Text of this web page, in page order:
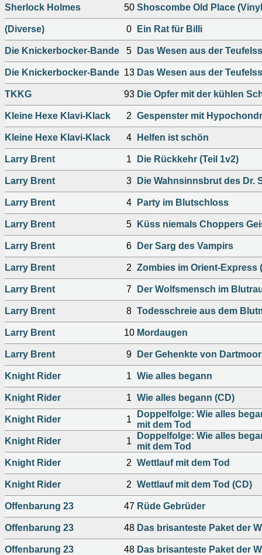
Sherlock Holmes 50 Shoscombe Old Place
(Diverse) 0 Ein Rat für Billi
Die Knickerbocker-Bande 5 Das Wesen aus der
Die Knickerbocker-Bande 13 Das Wesen aus der
TKKG 93 Die Opfer mit der kühlen
Kleine Hexe Klavi-Klack 2 Gespenster mit
Kleine Hexe Klavi-Klack 4 Helfen ist schön
Larry Brent 1 Die Rückkehr (Teil 1v2)
Larry Brent 3 Die Wahnsinnsbrut des Dr.
Larry Brent 4 Party im Blutschloss
Larry Brent 5 Küss niemals Choppers
Larry Brent 6 Der Sarg des Vampirs
Larry Brent 2 Zombies im Orient-Express
Larry Brent 7 Der Wolfsmensch im
Larry Brent 8 Todesschreie aus dem
Larry Brent 10 Mordaugen
Larry Brent 9 Der Gehenkte von Dartmoor
Knight Rider 1 Wie alles begann
Knight Rider 1 Wie alles begann (CD)
Knight Rider 1
Doppelfolge: Wie alles
mit dem Tod
Knight Rider
1
Doppelfolge: Wie alles
mit dem Tod
Knight Rider
2 Wettlauf mit dem Tod
Knight Rider 2 Wettlauf mit dem Tod (CD)
Offenbarung 23 47 Rüde Gebrüder
Offenbarung 23 48 Das brisanteste Paket der
Offenbarung 23 48 Das brisanteste Paket der